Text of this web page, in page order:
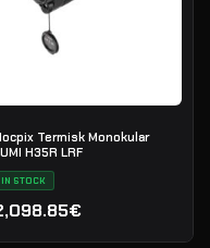
Termisk Monokular
H35R LRF
IN STOCK